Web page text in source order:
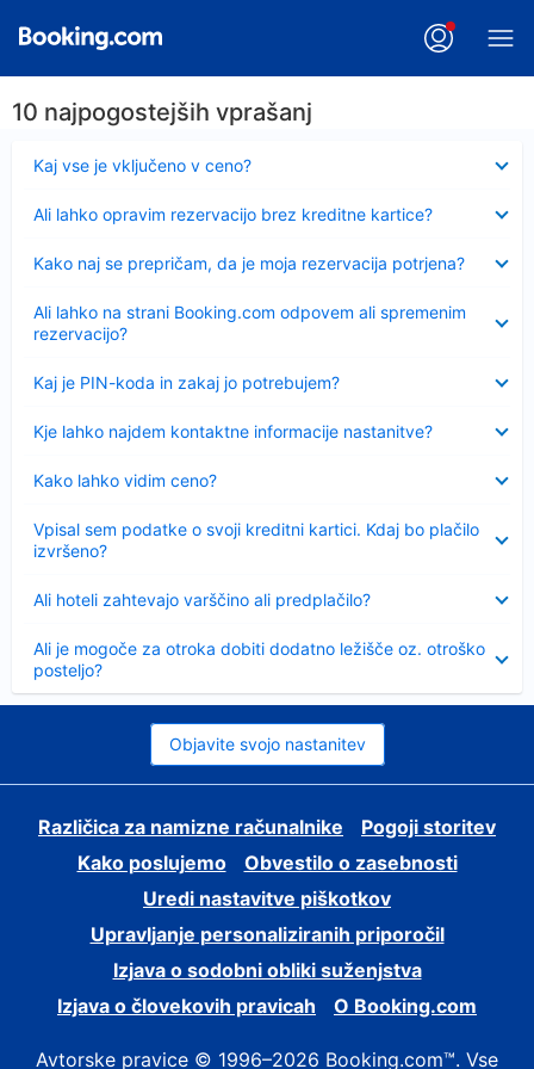
10 najpogostejših vprašanj
Kaj vse je vključeno v ceno?
Ali lahko opravim rezervacijo brez kreditne kartice?
Kako naj se prepričam, da je moja rezervacija potrjena?
Ali lahko na strani Booking.com odpovem ali spremenim
rezervacijo?
Kaj je PIN-koda in zakaj jo potrebujem?
Kje lahko najdem kontaktne informacije nastanitve?
Kako lahko vidim ceno?
Vpisal sem podatke o svoji kreditni kartici. Kdaj bo plačilo
izvršeno?
Ali hoteli zahtevajo varščino ali predplačilo?
Ali je mogoče za otroka dobiti dodatno ležišče oz. otroško
posteljo?
Objavite svojo nastanitev
Različica za namizne računalnike
Pogoji storitev
Kako poslujemo
Obvestilo o zasebnosti
Uredi nastavitve piškotkov
Upravljanje personaliziranih priporočil
Izjava o sodobni obliki suženjstva
Izjava o človekovih pravicah
O Booking.com
Avtorske pravice © 1996–2026 Booking.com™. Vse